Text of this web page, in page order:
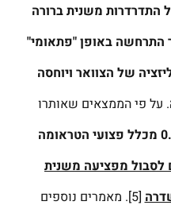
התדרדרות משנית ברורה
התרחשה באופן "פתאומי"
של הצוואר ויוחסה
. על פי הממצאים שאותרו
נמצא כי 0.03-0.16% מכלל פצועי הטראומה
לסבול מפציעה משנית
[5]. מאמרים נוספים